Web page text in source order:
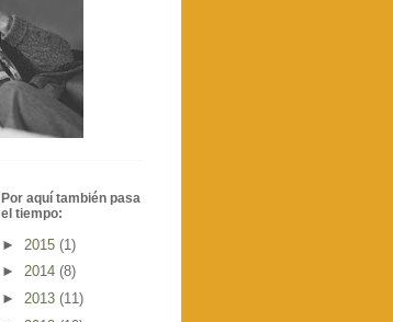
Por aquí también pasa
el tiempo:
► 2015 (1)
► 2014 (8)
► 2013 (11)